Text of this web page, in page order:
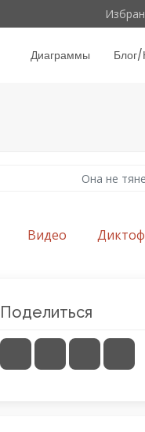
Диаграммы Блог/
Она не
Видео
Поделиться